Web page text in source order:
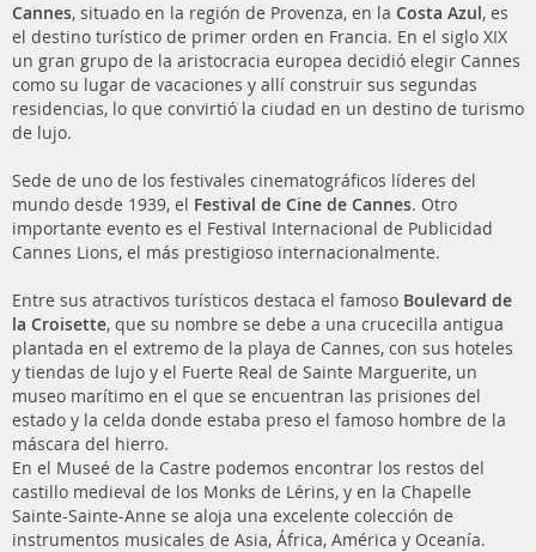
Cannes, situado en la región de Provenza, en la Costa Azul, es
el destino turístico de primer orden en Francia. En el siglo XIX
un gran grupo de la aristocracia europea decidió elegir Cannes
como su lugar de vacaciones y allí construir sus segundas
residencias, lo que convirtió la ciudad en un destino de turismo
de lujo.
Sede de uno de los festivales cinematográficos líderes del
mundo desde 1939, el Festival de Cine de Cannes. Otro
importante evento es el Festival Internacional de Publicidad
Cannes Lions, el más prestigioso internacionalmente.
Entre sus atractivos turísticos destaca el famoso Boulevard de
la Croisette, que su nombre se debe a una crucecilla antigua
plantada en el extremo de la playa de Cannes, con sus hoteles
y tiendas de lujo y el Fuerte Real de Sainte Marguerite, un
museo marítimo en el que se encuentran las prisiones del
estado y la celda donde estaba preso el famoso hombre de la
máscara del hierro.
En el Museé de la Castre podemos encontrar los restos del
castillo medieval de los Monks de Lérins, y en la Chapelle
Sainte-Sainte-Anne se aloja una excelente colección de
instrumentos musicales de Asia, África, América y Oceanía.